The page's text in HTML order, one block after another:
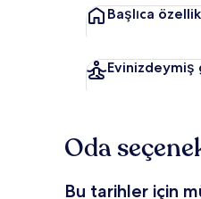
Başlıca
Evinizdeymiş
Oda
Bu tarihler için